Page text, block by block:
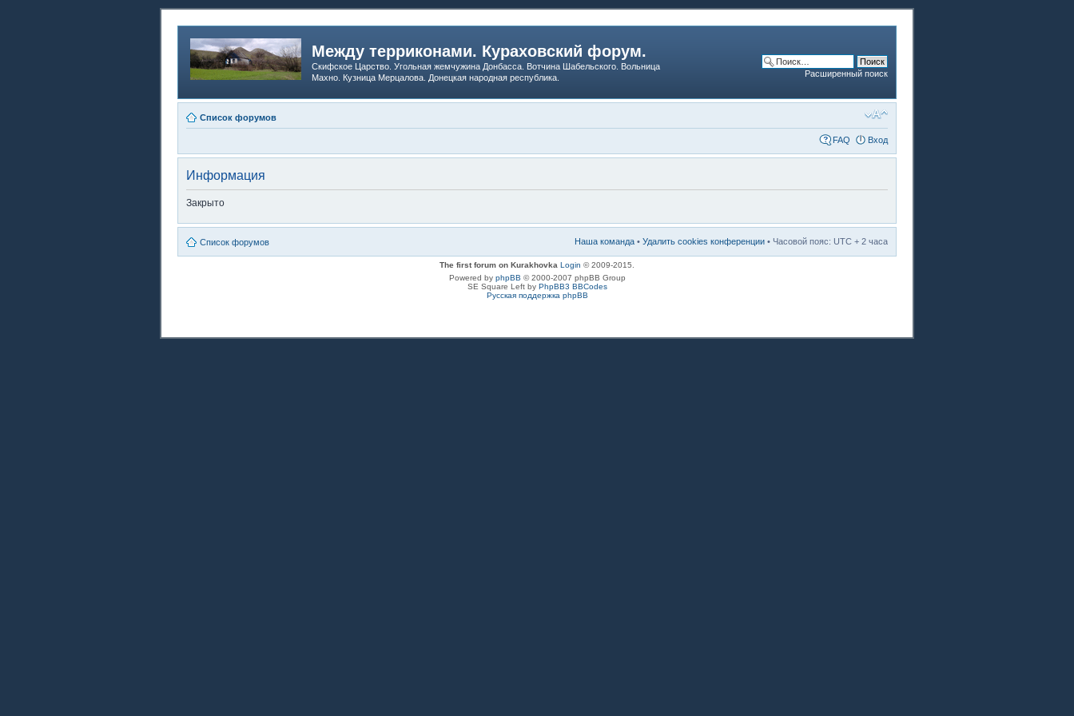
Между терриконами. Кураховский форум.
Скифское Царство. Угольная жемчужина Донбасса. Вотчина Шабельского. Вольница
Махно. Кузница Мерцалова. Донецкая народная республика.
Расширенный поиск
Список форумов
FAQ Вход
Информация
Закрыто
Список форумов Наша команда • Удалить cookies конференции • Часовой пояс: UTC + 2 часа
The first forum on Kurakhovka Login © 2009-2015.
Powered by phpBB © 2000-2007 phpBB Group
SE Square Left by PhpBB3 BBCodes
Русская поддержка phpBB